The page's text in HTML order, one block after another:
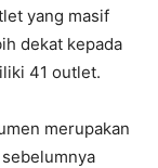
yang masif
dekat kepada
41 outlet.
merupakan